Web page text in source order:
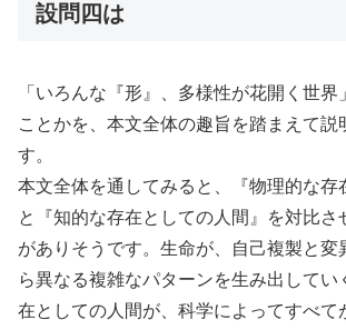
設問四は
「いろんな『形』、多様性が花開く世界
ことかを、本文全体の趣旨を踏まえて説
す。
本文全体を通してみると、『物理的な存
と『知的な存在としての人間』を対比さ
がありそうです。生命が、自己複製と変
ら異なる複雑なパターンを生み出してい
在としての人間が、科学によってすべて